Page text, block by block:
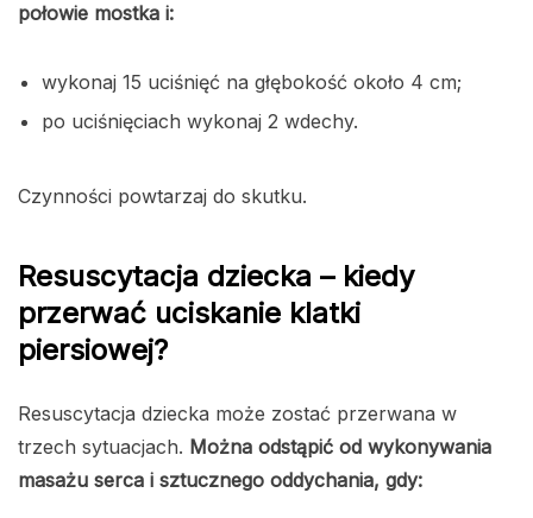
połowie mostka i:
wykonaj 15 uciśnięć na głębokość około 4 cm;
po uciśnięciach wykonaj 2 wdechy.
Czynności powtarzaj do skutku.
Resuscytacja dziecka – kiedy
przerwać uciskanie klatki
piersiowej?
Resuscytacja dziecka może zostać przerwana w
trzech sytuacjach. Można odstąpić od wykonywania
masażu serca i sztucznego oddychania, gdy: